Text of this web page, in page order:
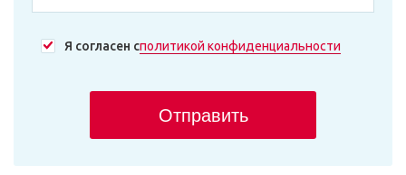
Я согласен сполитикой конфиденциальности
Отправить